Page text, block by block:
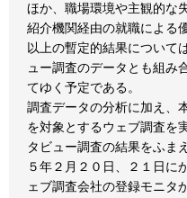
ほか、職場環境や主観的な
紹介機関経由の就職による
以上の暫定的結果について
ュー調査のデータとも組み
てゆく予定である。
調査データの分析に加え、
を対象とするウェブ調査を
タビュー調査の結果をふま
５年２月２０日、２１日に
ェブ調査会社の登録モニタ